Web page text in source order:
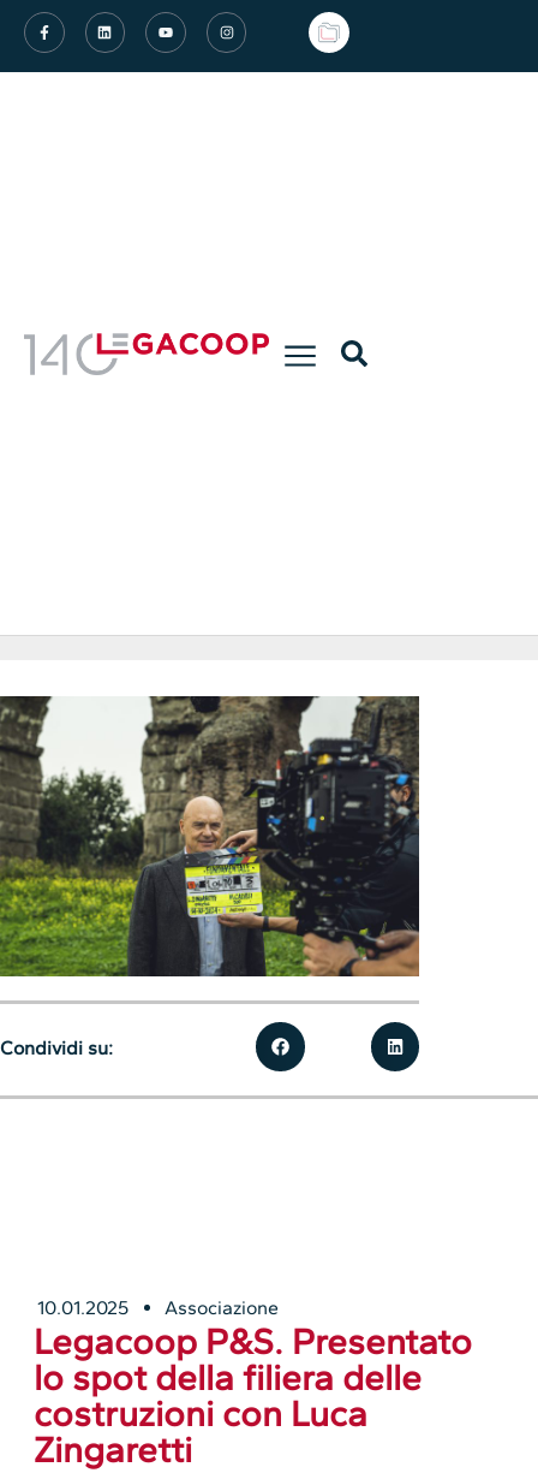
10.01.2025 Associazione
Legacoop P&S. Presentato
lo spot della filiera delle
costruzioni con Luca
Zingaretti
Condividi su: